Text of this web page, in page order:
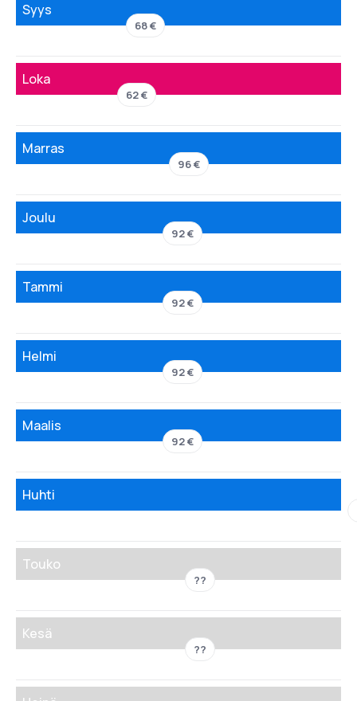
Syys
68 €
Loka
62 €
Marras
96 €
Joulu
92 €
Tammi
92 €
Helmi
92 €
Maalis
92 €
Huhti
Touko
??
Kesä
??